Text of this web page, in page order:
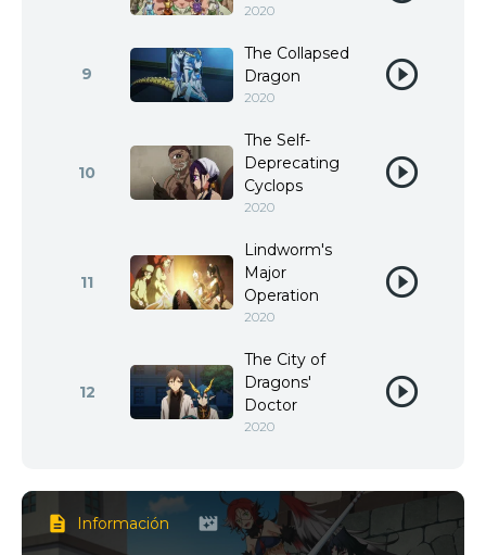
2020
9
The Collapsed
Dragon
2020
10
The Self-
Deprecating
Cyclops
2020
11
Lindworm's
Major
Operation
2020
12
The City of
Dragons'
Doctor
2020
Información